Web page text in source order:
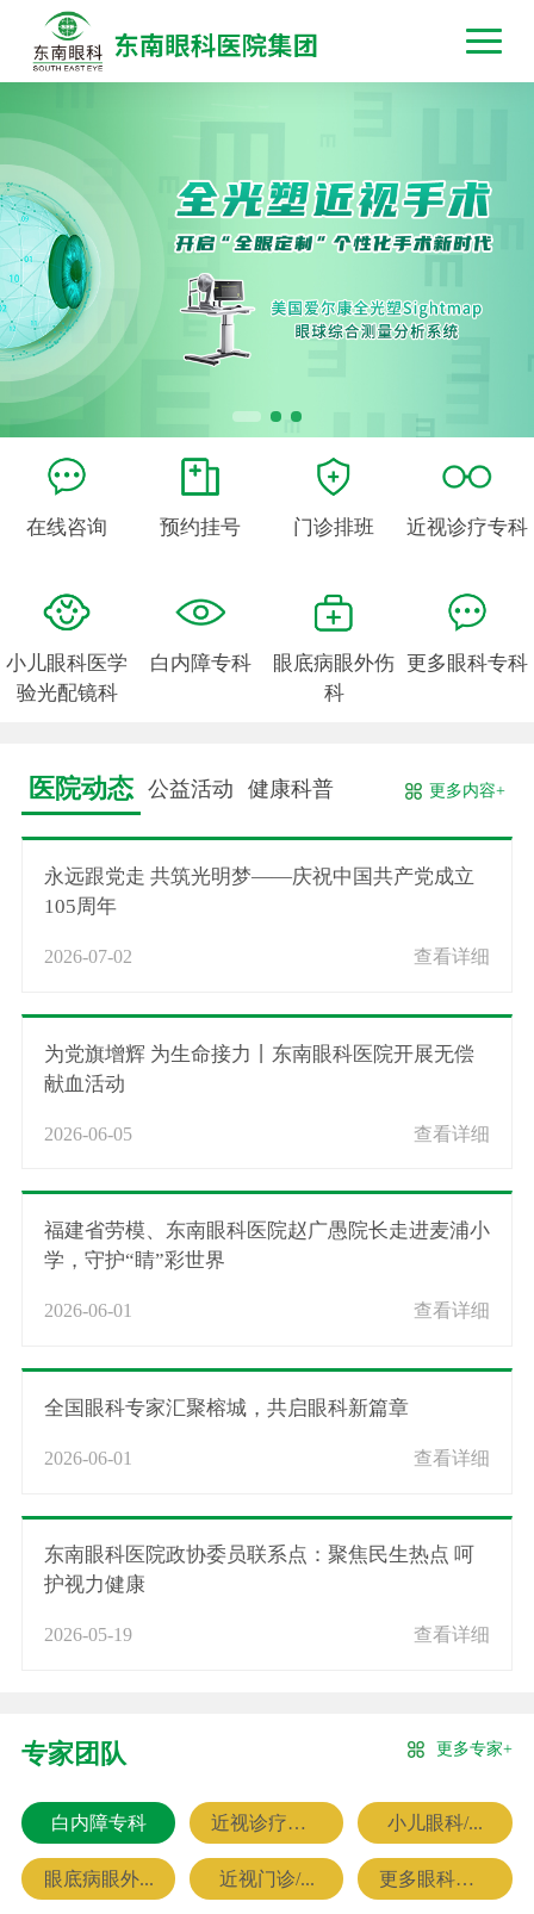
在线咨询 预约挂号 门诊排班 近视诊疗专科
小儿眼科医学
验光配镜科
白内障专科
眼底病眼外伤
科
更多眼科专科
医院动态 公益活动 健康科普 更多内容+
永远跟党走 共筑光明梦——庆祝中国共产党成立
105周年
2026-07-02 查看详细
为党旗增辉 为生命接力丨东南眼科医院开展无偿
献血活动
2026-06-05 查看详细
福建省劳模、东南眼科医院赵广愚院长走进麦浦小
学，守护“睛”彩世界
2026-06-01 查看详细
全国眼科专家汇聚榕城，共启眼科新篇章
2026-06-01 查看详细
东南眼科医院政协委员联系点：聚焦民生热点 呵
护视力健康
2026-05-19 查看详细
专家团队 更多专家+
白内障专科 近视诊疗专科 小儿眼科/...
眼底病眼外... 近视门诊/... 更多眼科专家